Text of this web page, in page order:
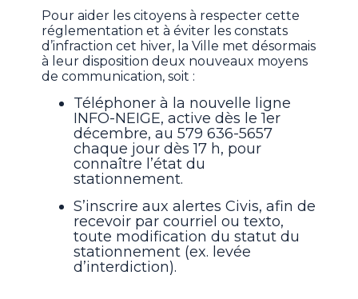
Pour aider les citoyens à respecter cette
réglementation et à éviter les constats
d’infraction cet hiver, la Ville met désormais
à leur disposition deux nouveaux moyens
de communication, soit :
Téléphoner à la nouvelle ligne
INFO-NEIGE, active dès le 1er
décembre, au 579 636-5657
chaque jour dès 17 h, pour
connaître l’état du
stationnement.
S’inscrire aux alertes Civis, afin de
recevoir par courriel ou texto,
toute modification du statut du
stationnement (ex. levée
d’interdiction).